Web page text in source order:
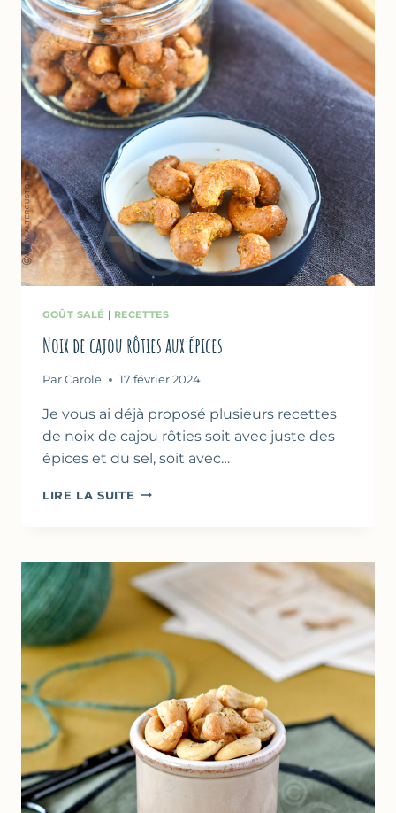
GOÛT SALÉ | RECETTES
Noix de cajou rôties aux épices
Par Carole 17 février 2024
Je vous ai déjà proposé plusieurs recettes
de noix de cajou rôties soit avec juste des
épices et du sel, soit avec…
LIRE LA SUITE NOIX
AUX
ÉPICES